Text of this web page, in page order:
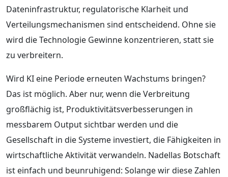
Dateninfrastruktur, regulatorische Klarheit und
Verteilungsmechanismen sind entscheidend. Ohne sie
wird die Technologie Gewinne konzentrieren, statt sie
zu verbreitern.
Wird KI eine Periode erneuten Wachstums bringen?
Das ist möglich. Aber nur, wenn die Verbreitung
großflächig ist, Produktivitätsverbesserungen in
messbarem Output sichtbar werden und die
Gesellschaft in die Systeme investiert, die Fähigkeiten in
wirtschaftliche Aktivität verwandeln. Nadellas Botschaft
ist einfach und beunruhigend: Solange wir diese Zahlen